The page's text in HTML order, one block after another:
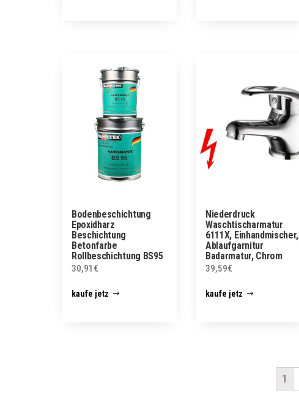
Bodenbeschichtung
Epoxidharz
Beschichtung
Betonfarbe
Rollbeschichtung BS95
SamaBasic
30,91 €
kaufe jetz
Niederdruck
Waschtischarmatur
6111X, Einhandmischer,
Ablaufgarnitur
Badarmatur, Chrom
39,59€
kaufe jetz
1